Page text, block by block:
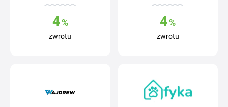
4%
zwrotu
4%
zwrotu